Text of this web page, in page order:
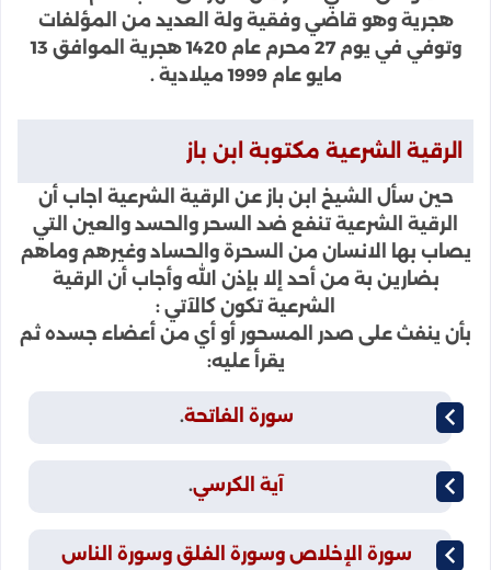
هجرية وهو قاضي وفقية ولة العديد من المؤلفات
وتوفي في يوم 27 محرم عام 1420 هجرية الموافق 13
مايو عام 1999 ميلادية .
الرقية الشرعية مكتوبة ابن باز
حين سأل الشيخ ابن باز عن الرقية الشرعية اجاب أن
الرقية الشرعية تنفع ضد السحر والحسد والعين التي
يصاب بها الانسان من السحرة والحساد وغيرهم وماهم
بضارين بة من أحد إلا بإذن الله وأجاب أن الرقية
الشرعية تكون كالآتي :
بأن ينفث على صدر المسحور أو أي من أعضاء جسده ثم
يقرأ عليه:
سورة الفاتحة.
آية الكرسي.
سورة الإخلاص وسورة الفلق وسورة الناس